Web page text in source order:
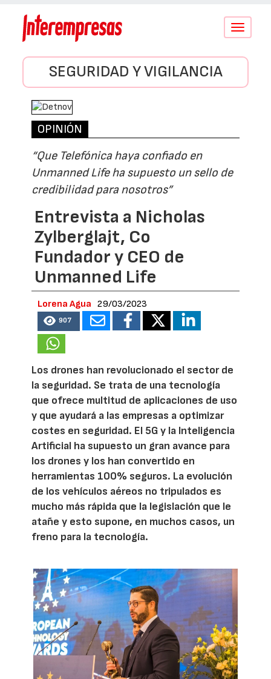
Conmutar
SEGURIDAD Y VIGILANCIA
OPINIÓN
“Que Telefónica haya confiado en
Unmanned Life ha supuesto un sello de
credibilidad para nosotros”
Entrevista a Nicholas
Zylberglajt, Co
Fundador y CEO de
Unmanned Life
Lorena Agua 29/03/2023
907
Los drones han revolucionado el sector de
la seguridad. Se trata de una tecnología
que ofrece multitud de aplicaciones de uso
y que ayudará a las empresas a optimizar
costes en seguridad. El 5G y la Inteligencia
Artificial ha supuesto un gran avance para
los drones y los han convertido en
herramientas 100% seguros. La evolución
de los vehículos aéreos no tripulados es
mucho más rápida que la legislación que le
atañe y esto supone, en muchos casos, un
freno para la tecnología.